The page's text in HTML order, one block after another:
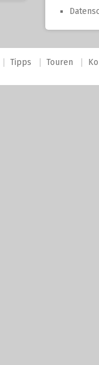
Tipps Touren